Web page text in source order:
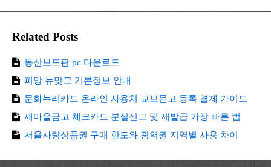
Related Posts
동산보드판 pc 다운로드
피망 뉴맞고 기본정보 안내
문화누리카드 온라인 사용처 교보문고 등록 결제 가이드
새마을금고 체크카드 분실신고 및 재발급 가장 빠른 법
서울사랑상품권 구매 한도와 광역권 지역별 사용 차이